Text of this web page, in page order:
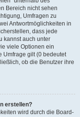
Bereich nicht sehen
Umfragen zu
Antwortmöglichkeiten in
dass jede
kannst auch unter
viele Optionen ein
Umfrage gilt (0 bedeutet
ob die Benutzer ihre
erstellen?
wird durch die Board-